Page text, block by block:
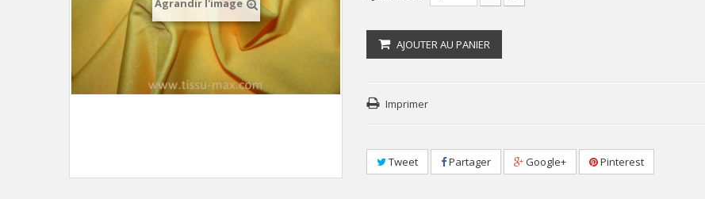
Agrandir l'image
AJOUTER AU PANIER
Imprimer
Tweet Partager Google+ Pinterest